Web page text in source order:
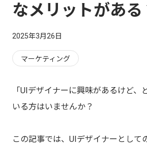
なメリットがある
2025年3月26日
マーケティング
「UIデザイナーに興味があるけど
いる方はいませんか？
この記事では、UIデザイナーとし